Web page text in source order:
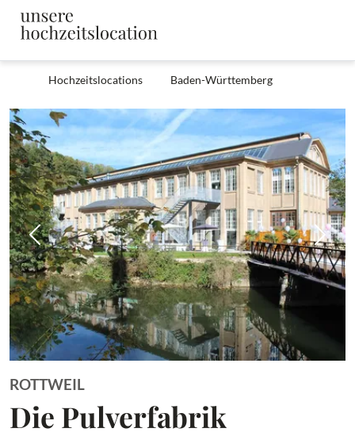
Hochzeitslocations Baden-Württemberg
Zurück
ROTTWEIL
Die Pulverfabrik